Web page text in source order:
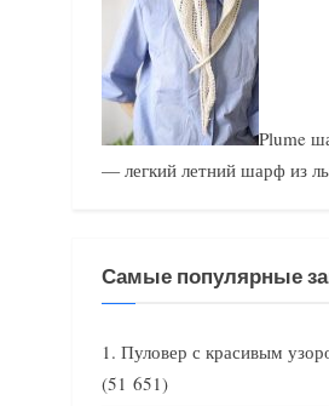
Plume
— легкий летний шарф из
Самые популярные
Пуловер с красивым
(51 651)